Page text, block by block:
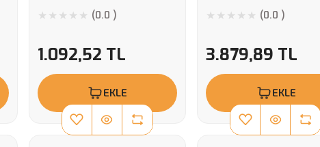
(0.0 )
1.092,52 TL
EKLE
(0.0 )
3.879,89 TL
EKLE